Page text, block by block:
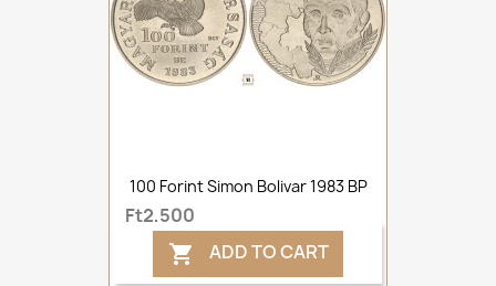
100 Forint Simon Bolivar 1983 BP
Ft2,500
 ADD TO CART